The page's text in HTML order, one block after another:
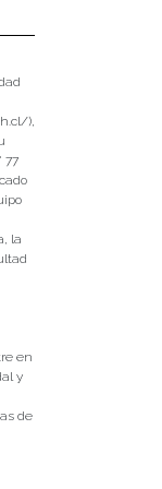
),
77
la
en
y
de